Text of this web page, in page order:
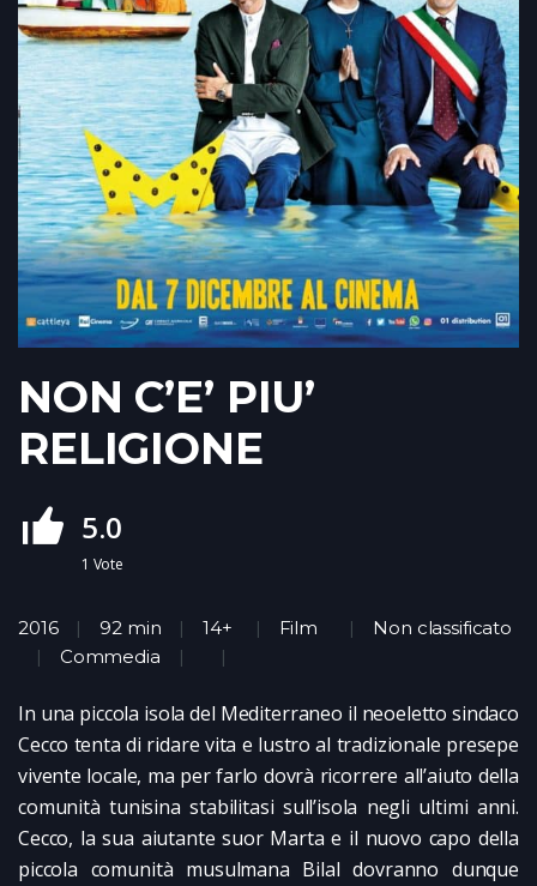
NON C’E’ PIU’
RELIGIONE
5.0
1 Vote
2016 92 min 14+ Film
Non classificato
Commedia
In una piccola isola del Mediterraneo il neoeletto sindaco
Cecco tenta di ridare vita e lustro al tradizionale presepe
vivente locale, ma per farlo dovrà ricorrere all’aiuto della
comunità tunisina stabilitasi sull’isola negli ultimi anni.
Cecco, la sua aiutante suor Marta e il nuovo capo della
piccola comunità musulmana Bilal dovranno dunque